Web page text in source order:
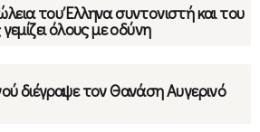
του Έλληνα συντονιστή και του
όλους με οδύνη
διέγραψε τον Θανάση Αυγερινό